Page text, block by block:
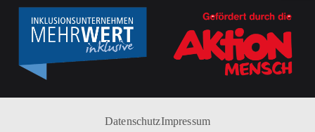
DatenschutzImpressum